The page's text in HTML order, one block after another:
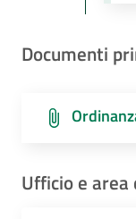
Documenti
Ufficio e